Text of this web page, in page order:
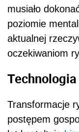
musiało
poziomie
aktualnej
oczekiwaniom
Transformacje
postępem